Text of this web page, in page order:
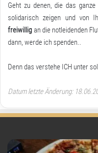
Geht zu denen, die das
solidarisch zeigen und von
freiwillig an die notleidenden
dann, werde ich spenden..
Denn das verstehe ICH unter
Datum letzte Änderung: